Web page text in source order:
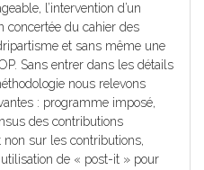
l’intervention d’un
concertée du cahier des
et sans même une
Sans entrer dans les détails
nous relevons
: programme imposé,
des contributions
sur les contributions,
de « post-it » pour